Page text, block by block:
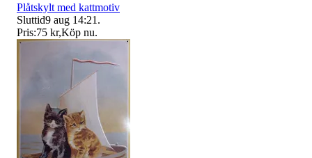
Plåtskylt med kattmotiv
Sluttid9 aug 14:21 .
Pris:75 kr,Köp nu.